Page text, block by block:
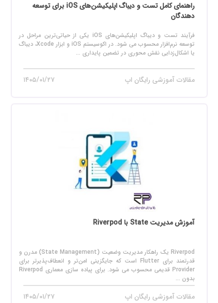
راهنمای کامل تست و دیباگ اپلیکیشن‌های iOS برای توسعه
دهندگان
فرآیند تست و دیباگ اپلیکیشن‌های iOS یکی از حیاتی‌ترین مراحل در
توسعه نرم‌افزار محسوب می‌ شود. در اکوسیستم iOS و ابزار Xcode، دیباگ
یا اشکال‌زدایی نقش محوری در تضمین پایداری ...
مقالات آموزشی رایگان اپ ۱۴۰۵/۰۱/۲۷
آموزش مدیریت State با Riverpod
Riverpod یک راهکار مدیریت وضعیت (State Management) مدرن و
قدرتمند برای Flutter است که جایگزینی امن‌تر و انعطاف‌پذیرتر برای
Provider قدیمی محسوب می‌ شود. برای پیاده‌ سازی معماری Riverpod
بدون ...
مقالات آموزشی رایگان اپ ۱۴۰۵/۰۱/۲۷